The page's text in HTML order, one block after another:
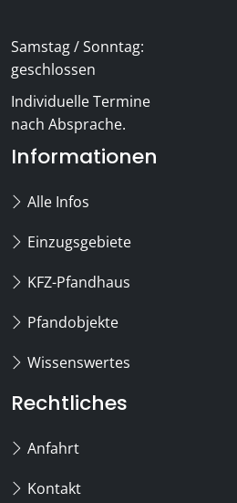
Samstag / Sonntag:
geschlossen
Individuelle Termine
nach Absprache.
Informationen
Alle Infos
Einzugsgebiete
KFZ-Pfandhaus
Pfandobjekte
Wissenswertes
Rechtliches
Anfahrt
Kontakt